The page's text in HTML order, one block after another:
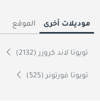
موديلات أخرى الموقع
تويوتا لاند كروزر (2132)
تويوتا فورتونر (525)